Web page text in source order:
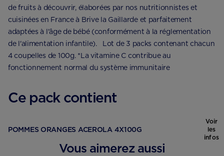
de fruits à découvrir, élaborées par nos nutritionnistes et
cuisinées en France à Brive la Gaillarde et parfaitement
adaptées à l'âge de bébé (conformément à la réglementation
de l'alimentation infantile). Lot de 3 packs contenant chacun
4 coupelles de 100g. *La vitamine C contribue au
fonctionnement normal du système immunitaire
Ce pack contient
POMMES ORANGES ACEROLA 4X100G
Voir
les
infos
Vous aimerez aussi